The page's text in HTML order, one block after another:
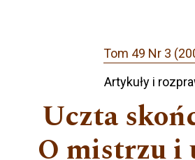
Tom 49 Nr 3
Artykuły i
Uczta
O mistrzu i